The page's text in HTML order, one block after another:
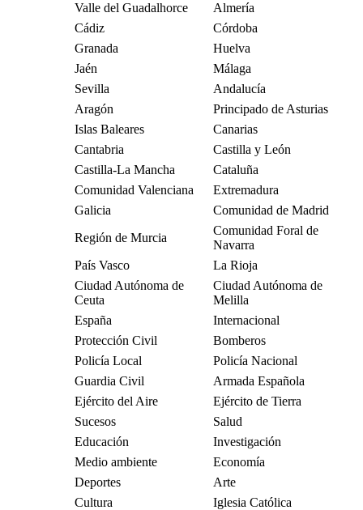
Valle del Guadalhorce
Almería
Cádiz
Córdoba
Granada
Huelva
Jaén
Málaga
Sevilla
Andalucía
Aragón
Principado de Asturias
Islas Baleares
Canarias
Cantabria
Castilla y León
Castilla-La Mancha
Cataluña
Comunidad Valenciana
Extremadura
Galicia
Comunidad de Madrid
Región de Murcia
Comunidad Foral de
Navarra
País Vasco
La Rioja
Ciudad Autónoma de
Ceuta
Ciudad Autónoma de
Melilla
España
Internacional
Protección Civil
Bomberos
Policía Local
Policía Nacional
Guardia Civil
Armada Española
Ejército del Aire
Ejército de Tierra
Sucesos
Salud
Educación
Investigación
Medio ambiente
Economía
Deportes
Arte
Cultura
Iglesia Católica